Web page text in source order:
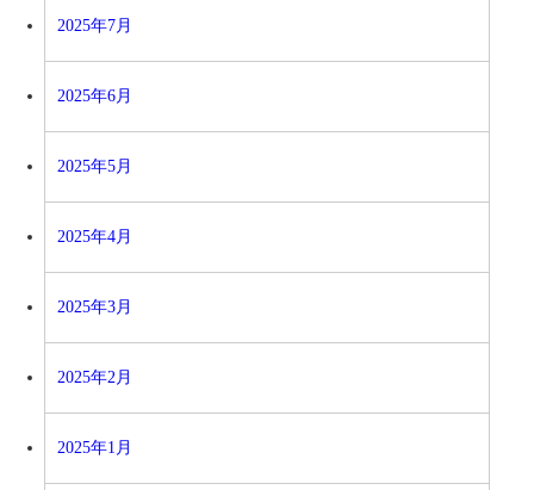
2025年7月
2025年6月
2025年5月
2025年4月
2025年3月
2025年2月
2025年1月